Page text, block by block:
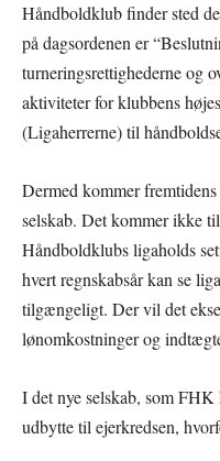
Håndboldklub finder sted
på dagsordenen er
turneringsrettighederne og
aktiviteter for klubbens
(Ligaherrerne) til
Dermed kommer
selskab. Det kommer ikke
Håndboldklubs ligaholds
hvert regnskabsår kan se
tilgængeligt. Der vil det
lønomkostninger og
I det nye selskab, som
udbytte til ejerkredsen,